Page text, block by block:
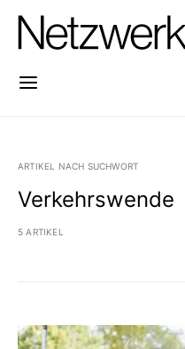
ARTIKEL NACH SUCHWORT
Verkehrswende
5 ARTIKEL